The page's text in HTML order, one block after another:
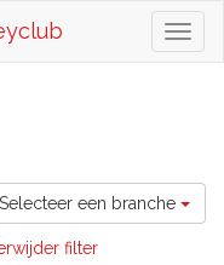
Selecteer een branche
filter